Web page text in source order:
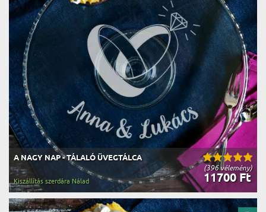
(396 vélemény)
A NAGY NAP - TÁLALÓ ÜVEGTÁLCA
11700 Ft
Kiszállítás szerdára Nálad